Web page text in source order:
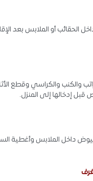
الحقائب أو الملابس بعد
والكنب والكراسي وقطع
قبل إدخالها إلى المنزل.
داخل الملابس وأغطية